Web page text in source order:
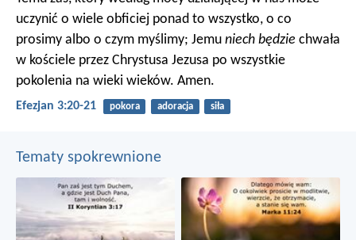
uczynić o wiele obficiej ponad to wszystko, o co
prosimy albo o czym myślimy; Jemu niech będzie chwała
w kościele przez Chrystusa Jezusa po wszystkie
pokolenia na wieki wieków. Amen.
Efezjan 3:20-21 pokora adoracja siła
Tematy spokrewnione